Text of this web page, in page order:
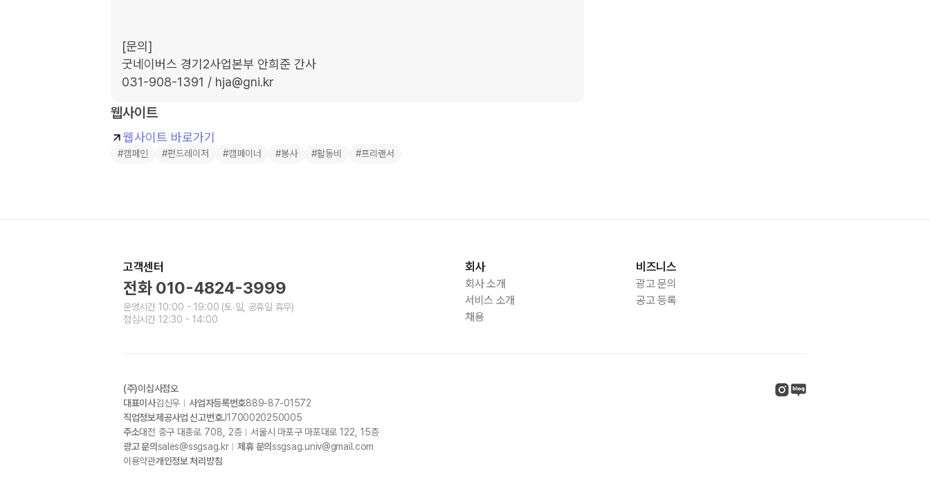
[문의]
굿네이버스 경기2사업본부 안희준 간사
031-908-1391 / hja@gni.kr
웹사이트
웹사이트 바로가기
#캠페인 #펀드레이저 #캠페이너 #봉사 #활동비 #프리랜서
고객센터
전화 010-4824-3999
운영시간 10:00 - 19:00 (토∙일, 공휴일 휴무)
점심시간 12:30 - 14:00
회사
회사 소개
서비스 소개
채용
비즈니스
광고 문의
공고 등록
(주)이십사점오
대표이사김신우 사업자등록번호889-87-01572
직업정보제공사업 신고번호J1700020250005
주소대전 중구 대종로 708, 2층 서울시 마포구 마포대로 122, 15층
광고 문의 sales@ssgsag.kr 제휴 문의 ssgsag.univ@gmail.com
이용약관개인정보 처리방침